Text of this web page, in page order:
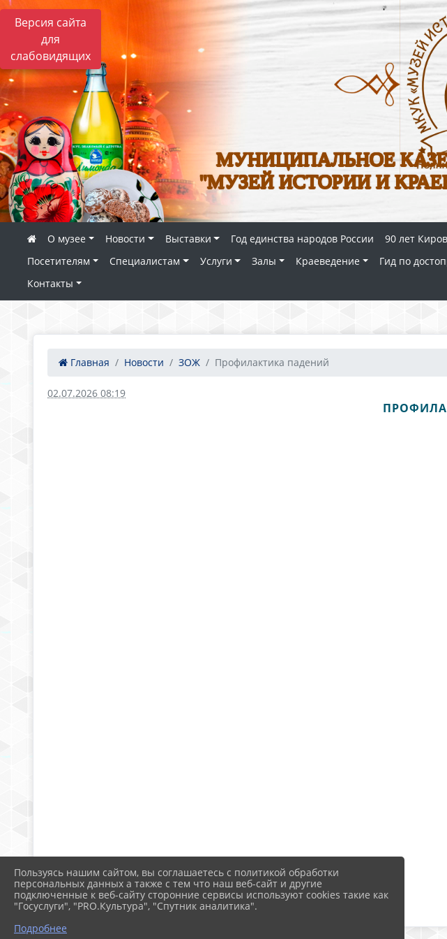
Версия сайта
для
слабовидящих
МУНИЦИПАЛЬНОЕ
"МУЗЕЙ ИСТОРИИ И
О музее Новости Выставки Год единства народов России 90 лет
Посетителям
Специалистам Услуги Залы Краеведение Гид по
Контакты
Главная Новости ЗОЖ Профилактика падений
02.07.2026 08:19
Пользуясь нашим сайтом, вы соглашаетесь с политикой обработки
персональных данных а также с тем что наш веб-сайт и другие
подключенные к веб-сайту сторонние сервисы используют cookies такие как
"Госуслуги", "PRO.Культура", "Спутник аналитика".
Подробнее